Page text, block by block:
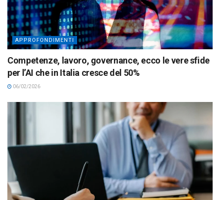
APPROFONDIMENTI
Competenze, lavoro, governance, ecco le vere sfide
per l’AI che in Italia cresce del 50%
06/02/2026